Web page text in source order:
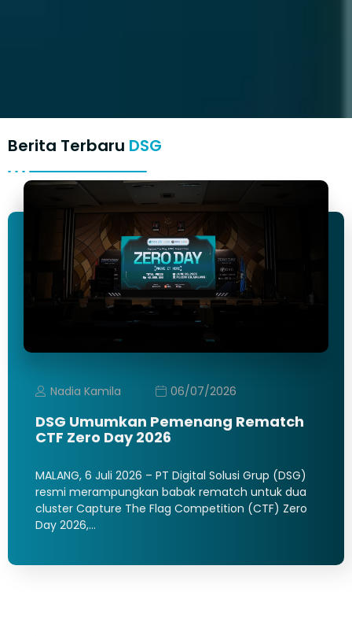
Berita Terbaru DSG
Nadia Kamila 06/07/2026
DSG Umumkan Pemenang Rematch
CTF Zero Day 2026
MALANG, 6 Juli 2026 – PT Digital Solusi Grup (DSG)
resmi merampungkan babak rematch untuk dua
cluster Capture The Flag Competition (CTF) Zero
Day 2026,…